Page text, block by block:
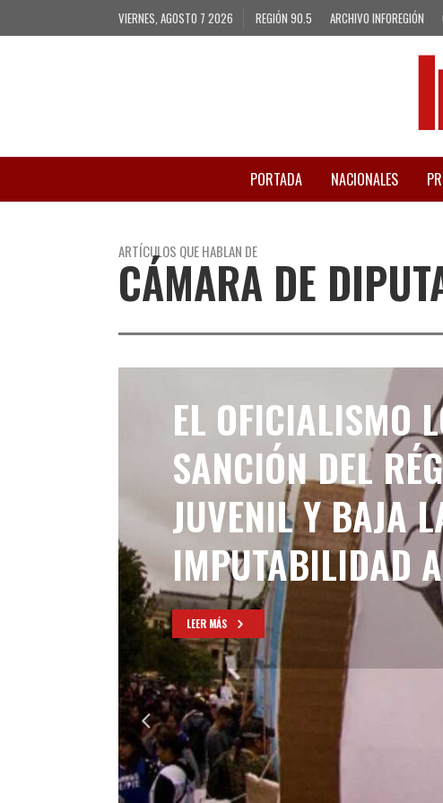
VIERNES, AGOSTO 7 2026 REGIÓN 90.5 ARCHIVO INFOREGIÓN
PORTADA NACIONALES
ARTÍCULOS QUE HABLAN DE
CÁMARA DE
EL OFICIALISMO
SANCIÓN DEL
JUVENIL Y BAJA
IMPUTABILIDAD
LEER MÁS